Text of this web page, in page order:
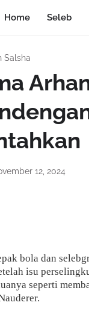
Home Seleb
Salsha
12, 2024
bola dan
isu
seperti